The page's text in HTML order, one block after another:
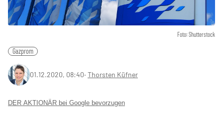
Foto: Shutterstock
Gazprom
01.12.2020, 08:40‧ Thorsten Küfner
DER AKTIONÄR bei Google bevorzugen